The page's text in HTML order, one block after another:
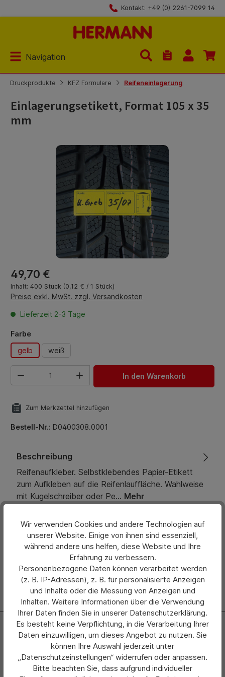
Kontakt: +49 (0) 2261-7099 14
Navigation
Du hast 0
Druckprodukte KFZ Formulare Reifeneinlagerung
Einlagerungsetikett, Format 105 x 35
mm
Bildergalerie überspringen
Regulärer Preis:
49,70 €
Inhalt: 400 Stück (0,12 € / 1 Stück)
Preise exkl. MwSt. zzgl. Versandkosten
Lieferzeit 2-3 Tage
Farbeauswählen
gelb
weiß
Produkt Anzahl: Gib den gewünschten Wert ein oder
In den Warenkorb
Zum Merkzettel hinzufügen
Bestell-Nr.: D0400308.0001
Beschreibung
Reifenaufkleber. Selbstklebendes Papier-Etikett
zum Aufkleben auf die Reifenlauffläche. Wahlweise
mit Kugelschreiber oder Pe… Mehr
Bewertungen
Hersteller
Newsletter
Abonnieren Sie jetzt einfach unseren regelmäßig
erscheinenden Newsletter und Sie werden stets als Erster
über neue Produkte und Angebote informiert.
Wir verwenden Cookies und andere Technologien auf
unserer Website. Einige von ihnen sind essenziell,
während andere uns helfen, diese Website und Ihre
Erfahrung zu verbessern.
Personenbezogene Daten können verarbeitet werden
(z. B. IP-Adressen), z. B. für personalisierte Anzeigen
und Inhalte oder die Messung von Anzeigen und
Inhalten. Weitere Informationen über die Verwendung
Ihrer Daten finden Sie in unserer Datenschutzerklärung.
Es besteht keine Verpflichtung, in die Verarbeitung Ihrer
Daten einzuwilligen, um dieses Angebot zu nutzen. Sie
können Ihre Auswahl jederzeit unter
„Datenschutzeinstellungen“ widerrufen oder anpassen.
Bitte beachten Sie, dass aufgrund individueller